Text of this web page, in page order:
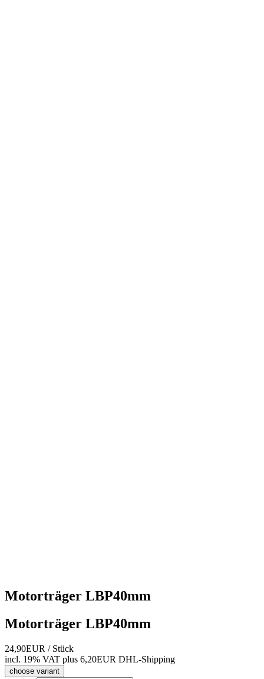
Motorträger LBP40mm
Motorträger LBP40mm
24,90EUR / Stück
incl. 19% VAT plus 6,20EUR DHL-Shipping
choose variant